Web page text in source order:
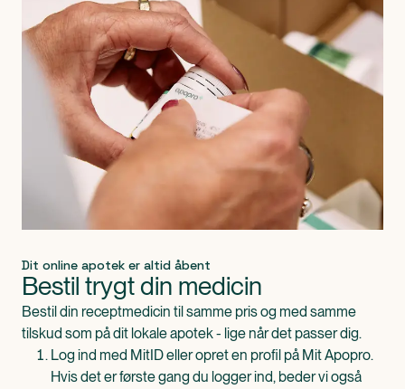
Dit online apotek er altid åbent
Bestil trygt din medicin
Bestil din receptmedicin til samme pris og med samme
tilskud som på dit lokale apotek - lige når det passer dig.
Log ind med MitID eller opret en profil på Mit Apopro.
Hvis det er første gang du logger ind, beder vi også